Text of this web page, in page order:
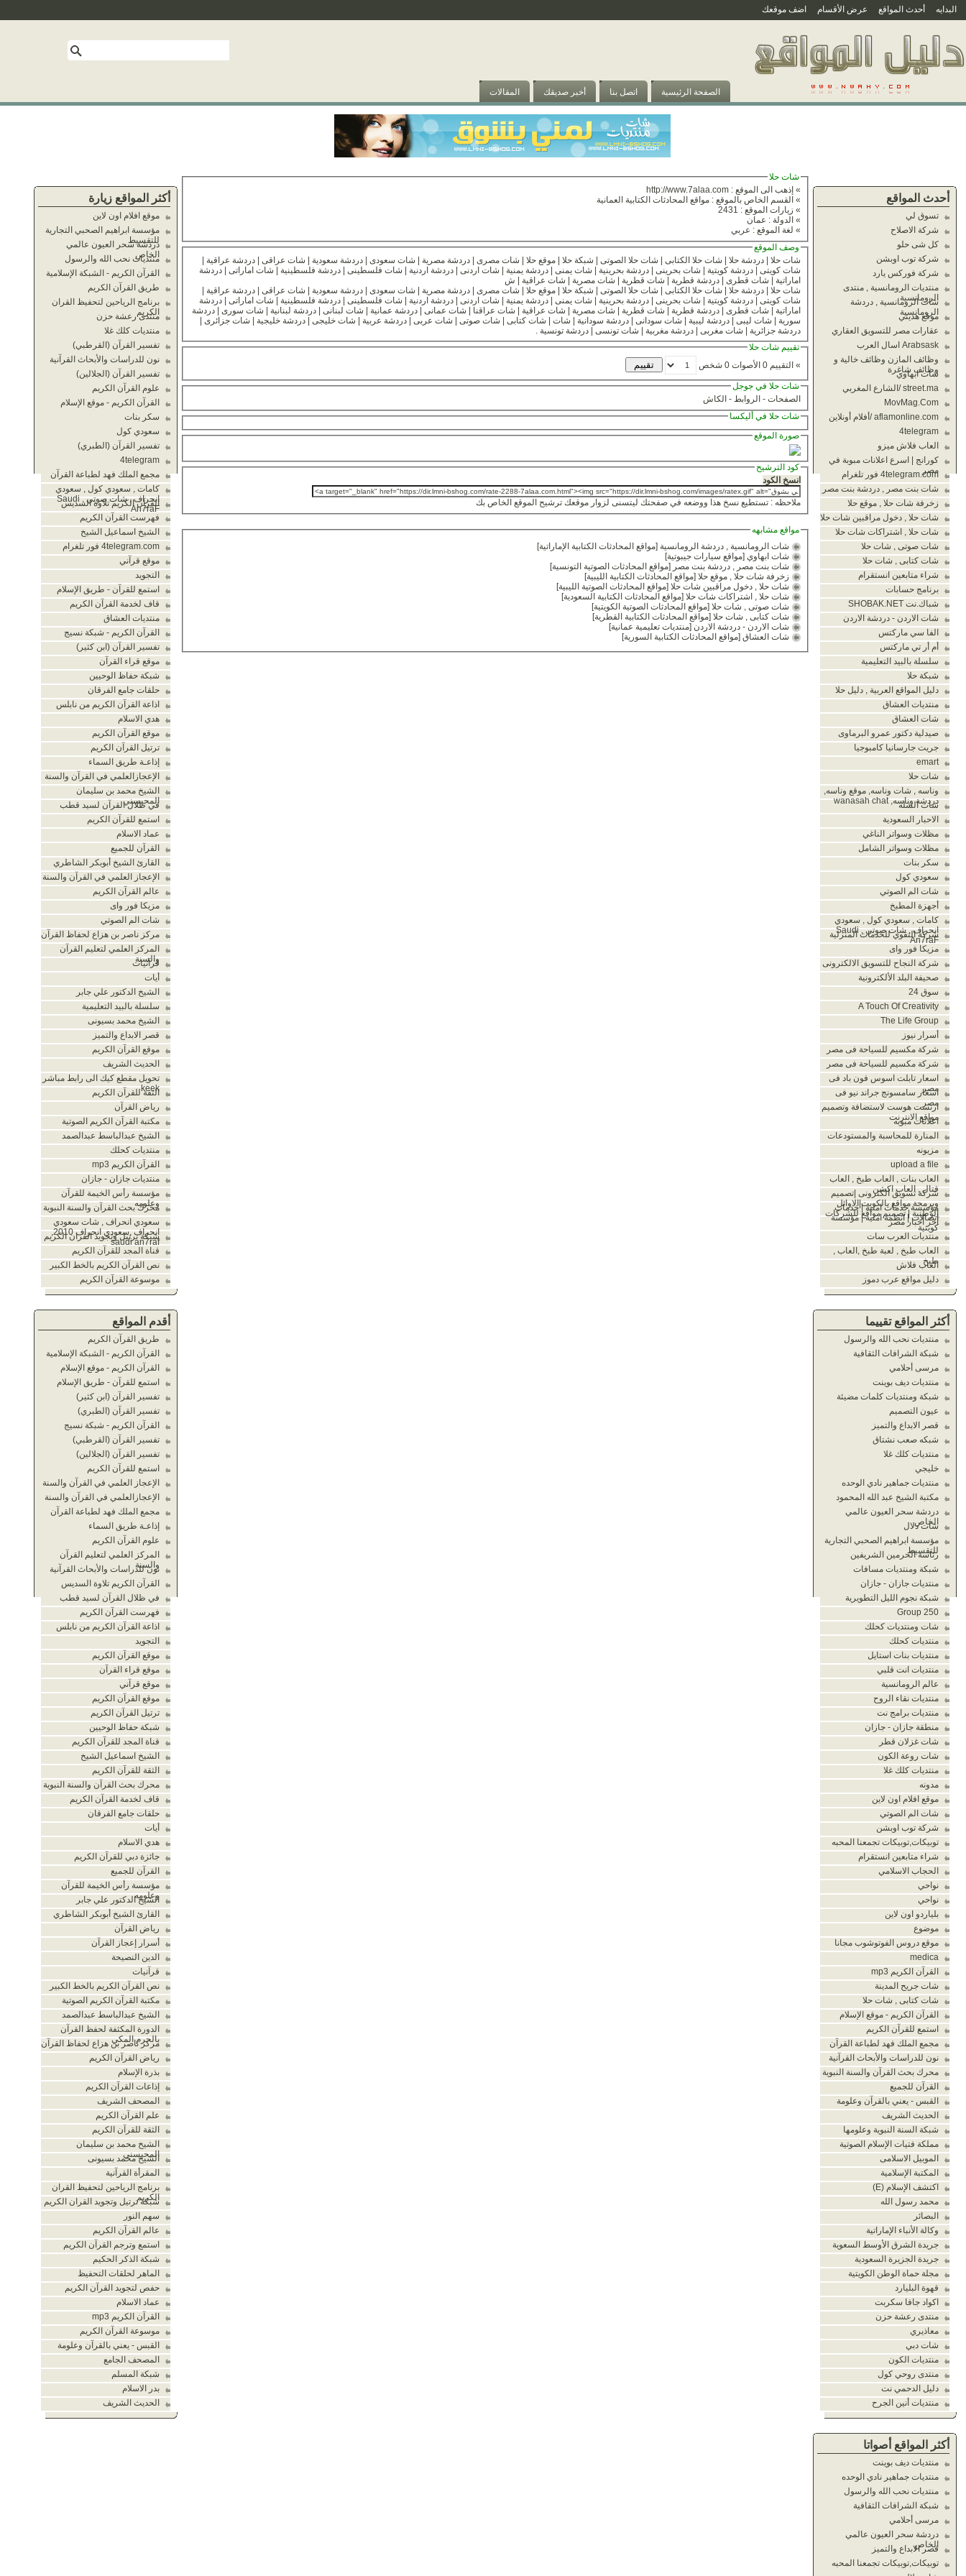
البدايه أحدث المواقع عرض الأقسام اضف موقعك
المقالات أخبر صديقك اتصل بنا الصفحة الرئيسية
أحدث المواقع
تسوق لي
شركة الاصلاح
كل شى حلو
شركة توب اوبشن
شركة فوركس يارد
منتديات الرومانسية , منتدى
الرومانسية
شات الرومانسية , دردشة
الرومانسية
موقع هديتي
عقارات مصر للتسويق العقاري
Arabsask اسال العرب
وظائف المازن وظائف خالية و
وظائف شاغرة
شات ابهاوي
street.ma /الشارع المغربي
MovMag.Com
aflamonline.com /أفلام أونلاين
4telegram
العاب فلاش ميزو
كورانج | اسرع اعلانات مبوبة في
مصر
4telegram.com فور تلغرام
شات بنت مصر , دردشة بنت مصر
زخرفة شات حلا , موقع حلا
شات حلا , دخول مراقبين شات حلا
شات حلا , اشتراكات شات حلا
شات صوتى , شات حلا
شات كتابى , شات حلا
شراء متابعين انستقرام
برنامج حسابات
شباك.نت SHOBAK.NET
شات الاردن - دردشة الاردن
الفا سي ماركتس
أم أر تي ماركتس
سلسلة بالبيد التعليمية
شبكة حلا
دليل المواقع العربية , دليل حلا
منتديات العشاق
شات العشاق
صيدلية دكتور عمرو البرماوى
جريت جارسانيا كامبوجيا
emart
شات حلا
وناسه , شات وناسه, موقع وناسه,
دردشة وناسه, wanasah chat
شات الشله
الاحبار السعودية
مظلات وسواتر الناغي
مظلات وسواتر الشامل
سكر بنات
سعودي كول
شات الم الصوتي
أجهزة المطبخ
كامات , سعودي كول , سعودي
انحراف , شات صوتي , Saudi
An7raF
شركة التقوي للخدمات المنزلية
مزيكا فور واى
شركة النجاح للتسويق الالكترونى
صحيفة البلد الألكترونية
سوق 24
A Touch Of Creativity
The Life Group
أسرار نيوز
شركة مكسيم للسياحة فى مصر
شركة مكسيم للسياحة فى مصر
اسعار تابلت اسوس فون باد فى
مصر
اسعار سامسونج جراند نيو فى
مصر
ارنست هوست لاستضافة وتصميم
مواقع الانترنت
اعلانات مبوبه
المنارة للمحاسبة والمستودعات
مزيونه
upload a file
العاب بنات , العاب طبخ , العاب
قتال , العاب اكشن
شركة تسويق الكترونى |تصميم
وبرمجة مواقع بالكويت|الاوائل
الوطنية | تصميم مواقع للشركات
مؤسسة خدمات امنية | خدمات
اتصالات | انظمة امنية | مؤسسة
كويتية
آخر أخبار مصر
منتديات العرب سات
العاب طبخ , لعبة طبخ ,العاب ,
طبخ
العاب فلاش
دليل مواقع عرب دموز
أكثر المواقع تقييما
منتديات نحب الله والرسول
شبكة الشرافات الثقافية
مرسى أحلامي
منتديات ديف بوينت
شبكة ومنتديات كلمات مضيئة
عيون التصميم
قصر الابداع والتميز
شبكه صعب نشتاق
منتديات كلك غلا
خليجي
منتديات جماهير نادي الوحده
مكتبة الشيخ عبد الله المحمود
دردشة سحر العيون عالمي
الخاص
شات دلال
مؤسسة ابراهيم الصحبي التجارية
للتقسيط
رئاسة الحرمين الشريفين
شبكة ومنتديات مسافات
منتديات جازان - جازان
شبكة نجوم الليل التطويرية
Group 250
شات ومنتديات كحلك
منتديات كحلك
منتديات بنات استايل
منتديات انت قلبي
عالم الرومانسية
منتديات نقاء الروح
منتديات برامج نت
منطقة جازان - جازان
شات غزلان قطر
شات روعة الكون
منتديات كلك غلا
مدونه
موقع افلام اون لاين
شات الم الصوتي
شركة توب اوبشن
توبيكات,توبيكات تجمعنا المحبه
شراء متابعين انستقرام
الحجاب الاسلامي
نواحي
نواحي
بلياردو اون لاين
موضوع
موقع دروس الفوتوشوب مجانا
medica
القرآن الكريم mp3
شات جريح المدينة
شات كتابى , شات حلا
القرآن الكريم - موقع الإسلام
استمع للقرآن الكريم
مجمع الملك فهد لطباعة القرآن
نون للدراسات والأبحاث القرآنية
محرك بحث القرآن والسنة النبوية
القرآن للجميع
القبس - يعني بالقرآن وعلومة
الحديث الشريف
شبكة السنة النبوية وعلومها
مملكة فتيات الإسلام الصوتية
الموبيل الاسلامى
المكتبة الإسلامية
اكتشف الإسلام (E)
محمد رسول الله
البصائر
وكالة الأنباء الإماراتية
جريدة الشرق الأوسط السعوية
جريدة الجزيرة السعودية
مجلة حماة الوطن الكويتية
قهوة البليارد
اكواد جافا سكربت
منتدى رعشة حزن
معاذيري
شات دبي
منتديات الكون
منتدى روحي كول
دليل الدحمي نت
منتديات أنين الجرح
أكثر المواقع أصواتا
منتديات ديف بوينت
منتديات جماهير نادي الوحده
منتديات نحب الله والرسول
شبكة الشرافات الثقافية
مرسى أحلامي
دردشة سحر العيون عالمي
الخاص
قصر الابداع والتميز
توبيكات,توبيكات تجمعنا المحبه
شات حلا
» إذهب الى الموقع : http://www.7alaa.com
» القسم الخاص بالموقع : مواقع المحادثات الكتابية العمانية
» زيارات الموقع : 2431
» الدولة : عمان
» لغة الموقع : عربي
وصف الموقع
شات حلا | دردشة حلا | شات حلا الكتابى | شات حلا الصوتى | شبكة حلا | موقع حلا | شات مصرى | دردشة مصرية | شات سعودى | دردشة سعودية | شات عراقى | دردشة عراقية |
شات كويتى | دردشة كويتية | شات بحرينى | دردشة بحرينية | شات يمنى | دردشة يمنية | شات اردنى | دردشة اردنية | شات فلسطينى | دردشة فلسطينية | شات اماراتى | دردشة
اماراتية | شات قطرى | دردشة قطرية | شات قطرية | شات مصرية | شات عراقية | ش
شات حلا | دردشة حلا | شات حلا الكتابى | شات حلا الصوتى | شبكة حلا | موقع حلا | شات مصرى | دردشة مصرية | شات سعودى | دردشة سعودية | شات عراقى | دردشة عراقية |
شات كويتى | دردشة كويتية | شات بحرينى | دردشة بحرينية | شات يمنى | دردشة يمنية | شات اردنى | دردشة اردنية | شات فلسطينى | دردشة فلسطينية | شات اماراتى | دردشة
اماراتية | شات قطرى | دردشة قطرية | شات قطرية | شات مصرية | شات عراقية | شات عراقنا | شات عمانى | دردشة عمانية | شات لبنانى | دردشة لبنانية | شات سورى | دردشة
سورية | شات ليبى | دردشة ليبية | شات سودانى | دردشة سودانية | شات | شات كتابى | شات صوتى | شات عربى | دردشة عربية | شات خليجى | دردشة خليجية | شات جزائرى |
دردشة جزائرية | شات مغربى | دردشة مغربية | شات تونسى | دردشة تونسية .
تقييم شات حلا
» التقييم 0 الأصوات 0 شخص
شات حلا في جوجل
الصفحات - الروابط - الكاش
شات حلا في أليكسا
صورة الموقع
كود الترشيح
انسخ الكود
ملاحظه : تستطيع نسخ هذا ووضعه في صفحتك ليتسنى لزوار موقعك ترشيح الموقع الخاص بك
مواقع مشابهه
شات الرومانسية , دردشة الرومانسية [مواقع المحادثات الكتابية الإماراتية]
شات ابهاوي [مواقع سيارات جيبوتية]
شات بنت مصر , دردشة بنت مصر [مواقع المحادثات الصوتية التونسية]
زخرفة شات حلا , موقع حلا [مواقع المحادثات الكتابية الليبية]
شات حلا , دخول مراقبين شات حلا [مواقع المحادثات الصوتية الليبية]
شات حلا , اشتراكات شات حلا [مواقع المحادثات الكتابية السعودية]
شات صوتى , شات حلا [مواقع المحادثات الصوتية الكويتية]
شات كتابى , شات حلا [مواقع المحادثات الكتابية القطرية]
شات الاردن - دردشة الاردن [منتديات تعليمية عمانية]
شات العشاق [مواقع المحادثات الكتابية السورية]
أكثر المواقع زيارة
موقع افلام اون لاين
مؤسسة ابراهيم الصحبي التجارية
للتقسيط
دردشة سحر العيون عالمي
الخاص
منتديات نحب الله والرسول
القرآن الكريم - الشبكة الإسلامية
طريق القرآن الكريم
برنامج الرياحين لتحفيظ القران
الكريم
منتدى رعشة حزن
منتديات كلك غلا
تفسير القرآن (القرطبي)
نون للدراسات والأبحاث القرآنية
تفسير القرآن (الجلالين)
علوم القرآن الكريم
القرآن الكريم - موقع الإسلام
سكر بنات
سعودي كول
تفسير القرآن (الطبري)
4telegram
مجمع الملك فهد لطباعة القرآن
كامات , سعودي كول , سعودي
انحراف , شات صوتي , Saudi
An7raF
القرآن الكريم تلاوة السديس
فهرست القرآن الكريم
الشيخ اسماعيل الشيخ
4telegram.com فور تلغرام
موقع قرآني
التجويد
استمع للقرآن - طريق الإسلام
قاف لخدمة القرآن الكريم
منتديات العشاق
القرآن الكريم - شبكة نسيج
تفسير القرآن (ابن كثير)
موقع قراء القرآن
شبكة حفاظ الوحيين
حلقات جامع الفرقان
اذاعة القرآن الكريم من نابلس
هدي الاسلام
موقع القرآن الكريم
ترتيل القرآن الكريم
إذاعـة طريق السماء
الإعجازالعلمي في القرآن والسنة
الشيخ محمد بن سليمان
المحيسني
في ظلال القرآن لسيد قطب
استمع للقرآن الكريم
عماد الاسلام
القرآن للجميع
القارئ الشيخ أبوبكر الشاطري
الإعجاز العلمي في القرآن والسنة
عالم القرآن الكريم
مزيكا فور واى
شات الم الصوتي
مركز ناصر بن هزاع لحفاظ القرآن
المركز العلمي لتعليم القرآن
والسنة
قرآنيات
أيات
الشيخ الدكتور علي جابر
سلسلة بالبيد التعليمية
الشيخ محمد بسيونى
قصر الابداع والتميز
موقع القرآن الكريم
الحديث الشريف
تحويل مقطع كيك الى رابط مباشر
keek
الثقة للقرآن الكريم
رياض القرآن
مكتبة القرآن الكريم الصوتية
الشيخ عبدالباسط عبدالصمد
منتديات كحلك
القرآن الكريم mp3
منتديات جازان - جازان
مؤسسة رأس الخيمة للقرآن
وعلومه
محرك بحث القرآن والسنة النبوية
سعودي انحراف , شات سعودي
انحراف ,سعودي انحراف 2010,
saudi an7raf
شبكة ترتيل وتجويد القران الكريم
قناة المجد للقرآن الكريم
نص القرآن الكريم بالخط الكبير
موسوعة القرآن الكريم
أقدم المواقع
طريق القرآن الكريم
القرآن الكريم - الشبكة الإسلامية
القرآن الكريم - موقع الإسلام
استمع للقرآن - طريق الإسلام
تفسير القرآن (ابن كثير)
تفسير القرآن (الطبري)
القرآن الكريم - شبكة نسيج
تفسير القرآن (القرطبي)
تفسير القرآن (الجلالين)
استمع للقرآن الكريم
الإعجاز العلمي في القرآن والسنة
الإعجازالعلمي في القرآن والسنة
مجمع الملك فهد لطباعة القرآن
إذاعـة طريق السماء
علوم القرآن الكريم
المركز العلمي لتعليم القرآن
والسنة
نون للدراسات والأبحاث القرآنية
القرآن الكريم تلاوة السديس
في ظلال القرآن لسيد قطب
فهرست القرآن الكريم
اذاعة القرآن الكريم من نابلس
التجويد
موقع القرآن الكريم
موقع قراء القرآن
موقع قرآني
موقع القرآن الكريم
ترتيل القرآن الكريم
شبكة حفاظ الوحيين
قناة المجد للقرآن الكريم
الشيخ اسماعيل الشيخ
الثقة للقرآن الكريم
محرك بحث القرآن والسنة النبوية
قاف لخدمة القرآن الكريم
حلقات جامع الفرقان
أيات
هدي الاسلام
جائزة دبي للقرآن الكريم
القرآن للجميع
مؤسسة رأس الخيمة للقرآن
وعلومه
الشيخ الدكتور علي جابر
القارئ الشيخ أبوبكر الشاطري
رياض القرآن
أسرار إعجاز القرآن
الدين النصيحة
قرآنيات
نص القرآن الكريم بالخط الكبير
مكتبة القرآن الكريم الصوتية
الشيخ عبدالباسط عبدالصمد
الدورة المكثفة لحفظ القرآن
بالحرم المكي
مركز ناصر بن هزاع لحفاظ القرآن
رياض القرآن الكريم
بذرة الإسلام
إذاعات القرآن الكريم
المصحف الشريف
علم القرآن الكريم
الثقة للقرآن الكريم
الشيخ محمد بن سليمان
المحيسني
الشيخ محمد بسيونى
المقرأة القرآنية
برنامج الرياحين لتحفيظ القران
الكريم
شبكة ترتيل وتجويد القران الكريم
سهم النور
عالم القرآن الكريم
استمع وترجم القرآن الكريم
شبكة الذكر الحكيم
الماهر لحلقات التحفيظ
حفص لتجويد القرآن الكريم
عماد الاسلام
القرآن الكريم mp3
موسوعة القرآن الكريم
القبس - يعني بالقرآن وعلومة
المصحف الجامع
شبكة المسلم
بدر الاسلام
الحديث الشريف